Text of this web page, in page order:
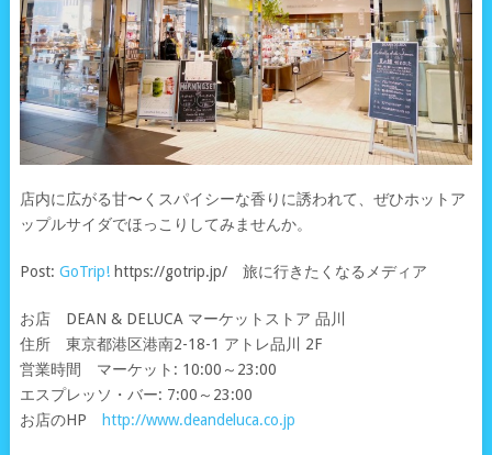
店内に広がる甘〜くスパイシーな香りに誘われて、ぜひホットア
ップルサイダでほっこりしてみませんか。
Post: GoTrip!https://gotrip.jp/ 旅に行きたくなるメディア
お店 DEAN & DELUCA マーケットストア 品川
住所 東京都港区港南2-18-1 アトレ品川 2F
営業時間 マーケット: 10:00～23:00
エスプレッソ・バー: 7:00～23:00
お店のHP http://www.deandeluca.co.jp